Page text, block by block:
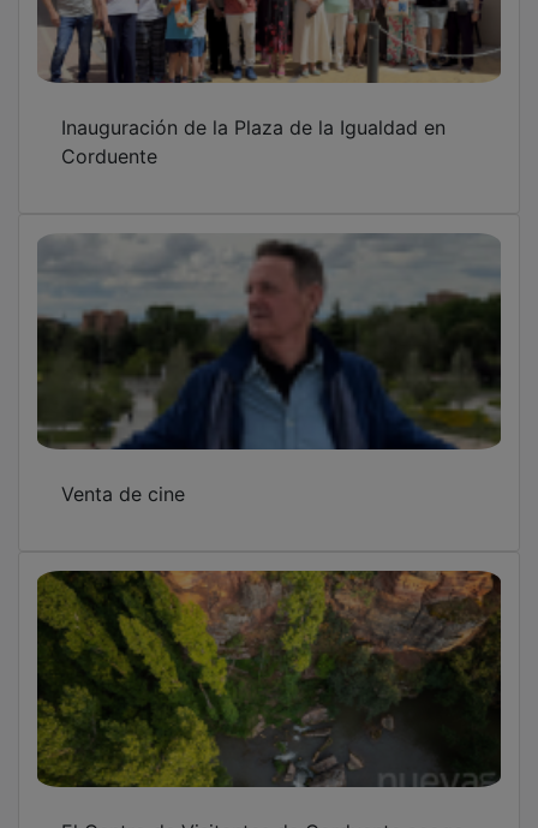
El Centro de Visitantes de Corduente acoge
desde este viernes la tercera edición de
Naturtajo
El Montesino congrega a centenares de fieles
en su tradicional romería de las siete
banderas